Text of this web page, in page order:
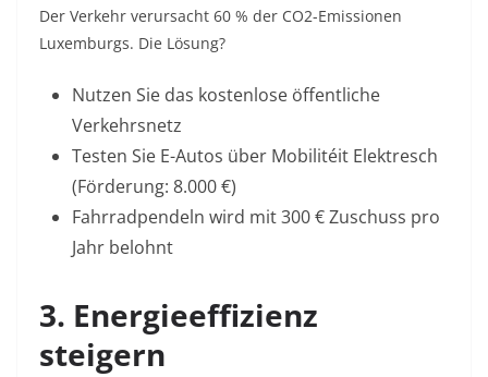
Der Verkehr verursacht 60 % der CO2-Emissionen
Luxemburgs. Die Lösung?
Nutzen Sie das kostenlose öffentliche
Verkehrsnetz
Testen Sie E-Autos über Mobilitéit Elektresch
(Förderung: 8.000 €)
Fahrradpendeln wird mit 300 € Zuschuss pro
Jahr belohnt
3. Energieeffizienz
steigern